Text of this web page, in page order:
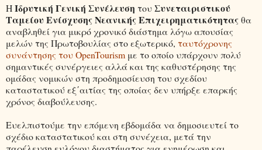
ΗΙδρυτική Γενική Συνέλευση τουΣυνεταιριστικού
Ταμείου Ενίσχυσης Νεανικής Επιχειρηματικότηταςθα
αναβληθεί για μικρό χρονικό διάστημα λόγω απουσίας
μελών της Πρωτοβουλίας στο εξωτερικό, ταυτόχρονης
συνάντησης του OpenTourism με το οποίο υπάρχουν πολύ
σημαντικές συνέργειες αλλά και της καθυστέρησης της
ομάδας νομικών στη προδημοσίευση του σχεδίου
καταστατικού εξ΄αιτίας της οποίας δεν υπήρξε επαρκής
χρόνος διαβούλευσης.
Ευελπιστούμε την επόμενη εβδομάδα να δημοσιευτεί το
σχέδιο καταστατικού και στη συνέχεια, μετά την